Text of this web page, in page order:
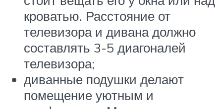
кроватью. Расстояние от
телевизора и дивана должно
составлять 3-5 диагоналей
телевизора;
диванные подушки делают
помещение уютным и